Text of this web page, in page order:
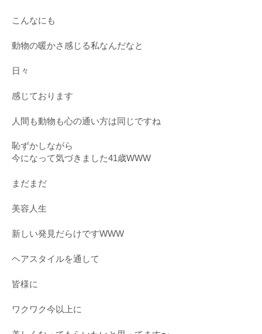
こんなにも
動物の暖かさ感じる私なんだなと
日々
感じております
人間も動物も心の通い方は同じですね
恥ずかしながら
今になって気づきました41歳WWW
まだまだ
美容人生
新しい発見だらけですWWW
ヘアスタイルを通して
皆様に
ワクワク今以上に